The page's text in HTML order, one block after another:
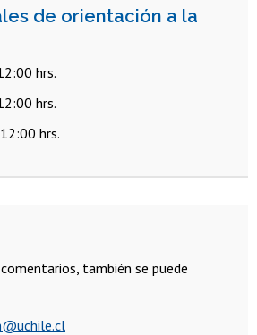
de orientación a la
hrs.
hrs.
hrs.
también se puede